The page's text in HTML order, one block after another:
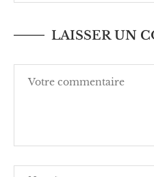
LAISSER UN